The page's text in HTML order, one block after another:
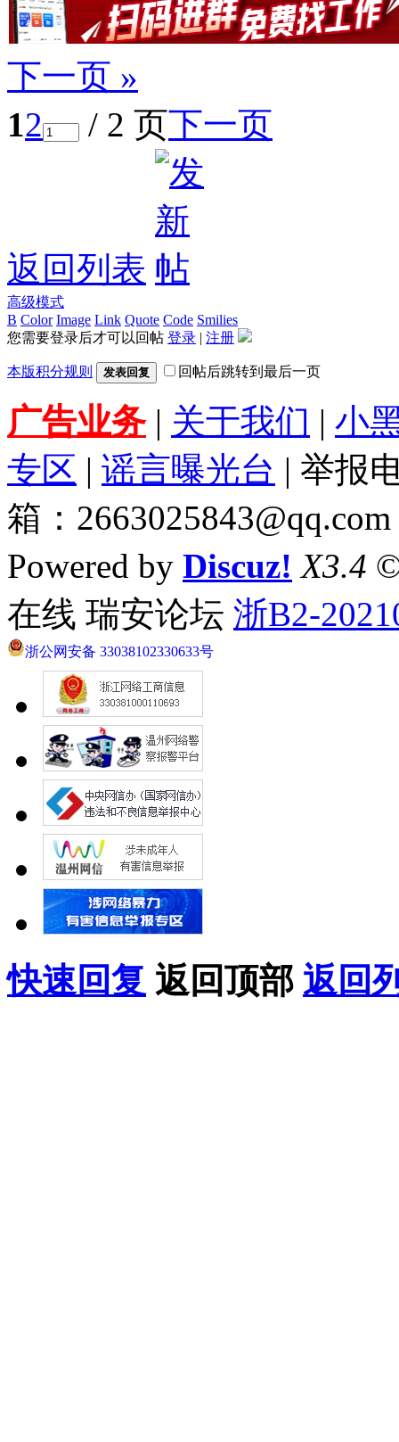
下一页 »
12 / 2 页下一页
返回列表
高级模式
B Color Image Link Quote Code Smilies
您需要登录后才可以回帖 登录 | 注册
本版积分规则 发表回复 回帖后跳转到最后一页
广告业务| 关于我们 | 小
专区 | 谣言曝光台 | 举报
箱：2663025843@qq.com
Powered by Discuz! X3.4
在线 瑞安论坛 浙B2-
浙公网安备 33038102330633号
快速回复 返回顶部 返回